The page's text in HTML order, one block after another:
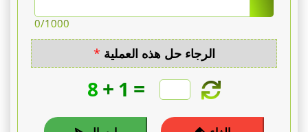
0/1000
* الرجاء حل هذه العملية
8 + 1 =